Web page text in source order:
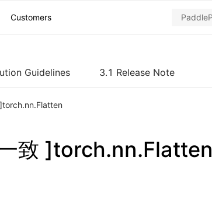
Customers
Guidelines 3.1 Release Note
致 ]torch.nn.Flatten